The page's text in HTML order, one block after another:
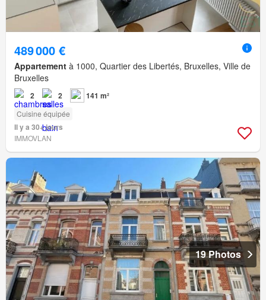
489 000 €
Appartement à 1000, Quartier des Libertés, Bruxelles, Ville de
Bruxelles
2 2 141 m²
Cuisine équipée
Il y a 30+ jours
IMMOVLAN
19 Photos